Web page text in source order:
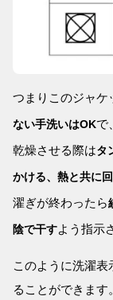
つまりこのジャケ
ない手洗いはOKで、
乾燥させる際はタ
かける、熱と共に
濯ぎが終わったら
陰で干すよう指示
このように洗濯
ることができます。